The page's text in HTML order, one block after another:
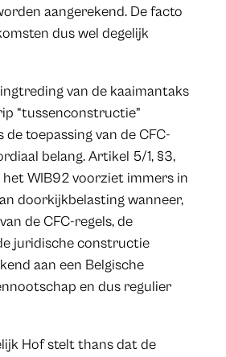
aangerekend. De facto
dus wel degelijk
van de kaaimantaks
“tussenconstructie”
toepassing van de CFC-
belang. Artikel 5/1, §3,
het WIB92 voorziet immers in
doorkijkbelasting wanneer,
de CFC-regels, de
juridische constructie
aan een Belgische
en dus regulier
Hof stelt thans dat de